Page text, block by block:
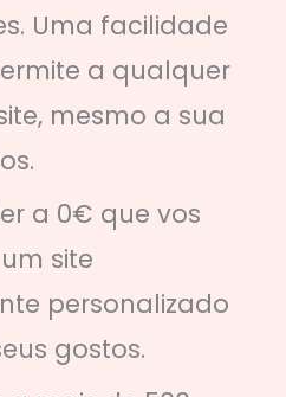
Uma facilidade
a qualquer
mesmo a sua
a 0€ que vos
site
personalizado
gostos.